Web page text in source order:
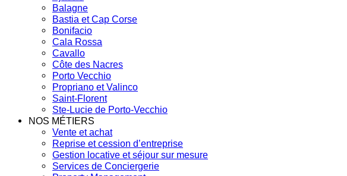
Balagne
Bastia et Cap Corse
Bonifacio
Cala Rossa
Cavallo
Côte des Nacres
Porto Vecchio
Propriano et Valinco
Saint-Florent
Ste-Lucie de Porto-Vecchio
NOS MÉTIERS
Vente et achat
Reprise et cession d’entreprise
Gestion locative et séjour sur mesure
Services de Conciergerie